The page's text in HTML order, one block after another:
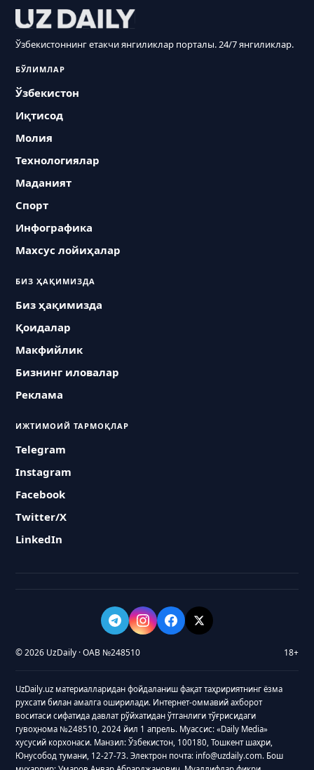
Ўзбекистоннинг етакчи янгиликлар порталы. 24/7 янгиликлар.
БЎЛИМЛАР
Ўзбекистон
Иқтисод
Молия
Технологиялар
Маданият
Спорт
Инфографика
Махсус лойиҳалар
БИЗ ҲАҚИМИЗДА
Биз ҳақимизда
Қоидалар
Макфийлик
Бизнинг иловалар
Реклама
ИЖТИМОИЙ ТАРМОҚЛАР
Telegram
Instagram
Facebook
Twitter/X
LinkedIn
© 2026 UzDaily · ОАВ №248510 18+
UzDaily.uz материалларидан фойдаланиш фақат таҳририятнинг ёзма
рухсати билан амалга оширилади. Интернет-оммавий ахборот
воситаси сифатида давлат рўйхатидан ўтганлиги тўғрисидаги
гувоҳнома №248510, 2024 йил 1 апрель. Муассис: «Daily Media»
хусусий корхонаси. Манзил: Ўзбекистон, 100180, Тошкент шаҳри,
Юнусобод тумани, 12-27-73. Электрон почта: info@uzdaily.com. Бош